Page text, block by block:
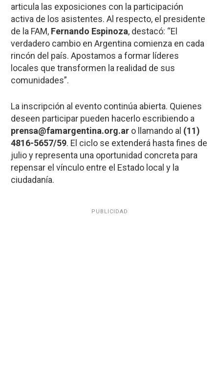
articula las exposiciones con la participación
activa de los asistentes. Al respecto, el presidente
de la FAM, Fernando Espinoza, destacó: “El
verdadero cambio en Argentina comienza en cada
rincón del país. Apostamos a formar líderes
locales que transformen la realidad de sus
comunidades”.
La inscripción al evento continúa abierta. Quienes
deseen participar pueden hacerlo escribiendo a
prensa@famargentina.org.ar o llamando al (11)
4816-5657/59. El ciclo se extenderá hasta fines de
julio y representa una oportunidad concreta para
repensar el vínculo entre el Estado local y la
ciudadanía.
PUBLICIDAD